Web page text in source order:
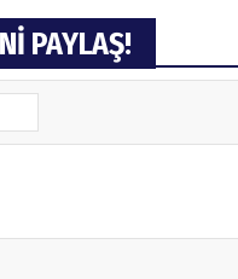
PAYLAŞ!